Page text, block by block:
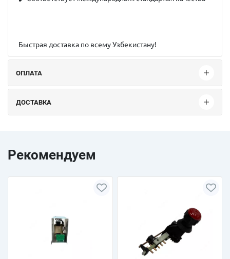
Быстрая доставка по всему Узбекистану!
ОПЛАТА
ДОСТАВКА
Рекомендуем